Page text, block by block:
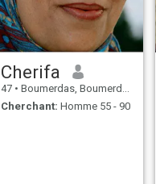
Cherifa
47 • Boumerdas, Boumerdes, Algérie
Cherchant: Homme 55 - 90